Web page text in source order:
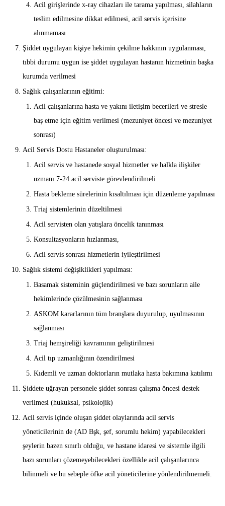
Acil girişlerinde x-ray cihazları ile tarama yapılması, silahların
teslim edilmesine dikkat edilmesi, acil servis içerisine
alınmaması
Şiddet uygulayan kişiye hekimin çekilme hakkının uygulanması,
tıbbi durumu uygun ise şiddet uygulayan hastanın hizmetinin başka
kurumda verilmesi
Sağlık çalışanlarının eğitimi:
Acil çalışanlarına hasta ve yakını iletişim becerileri ve stresle
baş etme için eğitim verilmesi (mezuniyet öncesi ve mezuniyet
sonrası)
Acil Servis Dostu Hastaneler oluşturulması:
Acil servis ve hastanede sosyal hizmetler ve halkla ilişkiler
uzmanı 7-24 acil serviste görevlendirilmeli
Hasta bekleme sürelerinin kısaltılması için düzenleme yapılması
Triaj sistemlerinin düzeltilmesi
Acil servisten olan yatışlara öncelik tanınması
Konsultasyonların hızlanması,
Acil servis sonrası hizmetlerin iyileştirilmesi
Sağlık sistemi değişiklikleri yapılması:
Basamak sisteminin güçlendirilmesi ve bazı sorunların aile
hekimlerinde çözülmesinin sağlanması
ASKOM kararlarının tüm branşlara duyurulup, uyulmasının
sağlanması
Triaj hemşireliği kavramının geliştirilmesi
Acil tıp uzmanlığının özendirilmesi
Kıdemli ve uzman doktorların mutlaka hasta bakımına katılımı
Şiddete uğrayan personele şiddet sonrası çalışma öncesi destek
verilmesi (hukuksal, psikolojik)
Acil servis içinde oluşan şiddet olaylarında acil servis
yöneticilerinin de (AD Bşk, şef, sorumlu hekim) yapabilecekleri
şeylerin bazen sınırlı olduğu, ve hastane idaresi ve sistemle ilgili
bazı sorunları çözemeyebilecekleri özellikle acil çalışanlarınca
bilinmeli ve bu sebeple öfke acil yöneticilerine yönlendirilmemeli.